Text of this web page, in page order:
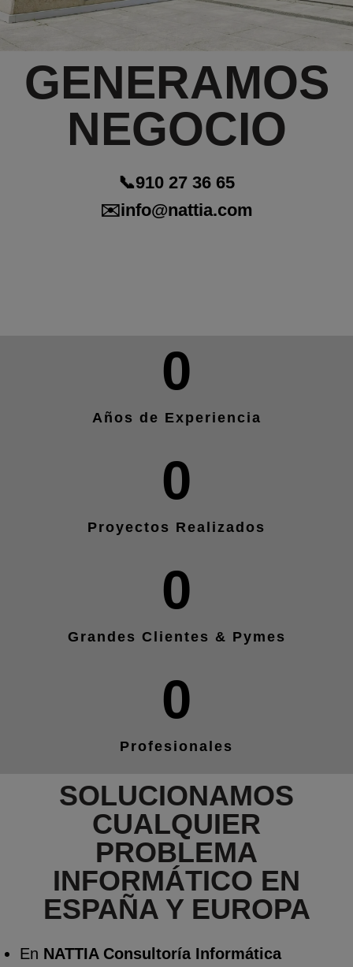
GENERAMOS
NEGOCIO
📞910 27 36 65
✉️info@nattia.com
Años de Experiencia
0
Proyectos Realizados
0
Grandes Clientes & Pymes
0
Profesionales
0
SOLUCIONAMOS
CUALQUIER
PROBLEMA
INFORMÁTICO EN
ESPAÑA Y EUROPA
En NATTIA Consultoría Informática